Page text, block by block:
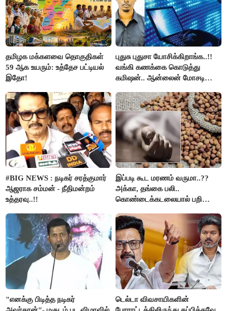
தமிழக மக்களவை தொகுதிகள்
59 ஆக உயரும்: உத்தேச பட்டியல்
இதோ!
புதுசு புதுசா யோசிக்கிறாங்க..!!
வங்கி கணக்கை கொடுத்து
கமிஷன்.. ஆன்லைன் மோசடி
கைது..!!
#BIG NEWS : நடிகர் சரத்குமார்
ஆஜராக சம்மன் - நீதிமன்றம்
உத்தரவு..!!
இப்படி கூட மரணம் வருமா..??
அக்கா, தங்கை பலி..
கொண்டைக்கடலையால் பறிபோன
"எனக்கு பிடித்த நடிகர்
டெல்டா விவசாயிகளின்